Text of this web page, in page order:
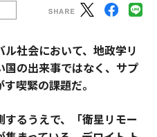
社会において、地政学リ
の出来事ではなく、サプ
喫緊の課題だ。
るうえで、「衛星リモー